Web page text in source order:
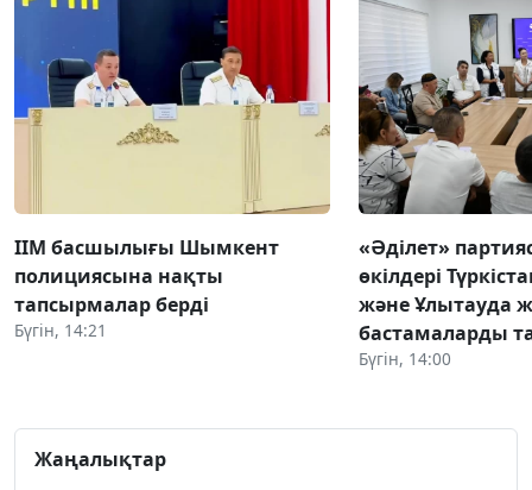
ІІМ басшылығы Шымкент
полициясына нақты
тапсырмалар берді
Бүгін, 14:21
«Әділет»
өкілдері
және Ұлытауда
бастамаларды
Бүгін, 14:00
Жаңалықтар